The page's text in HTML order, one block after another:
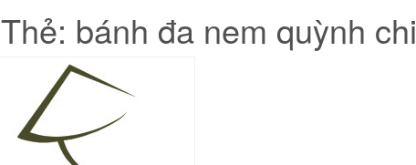
Thẻ: bánh đa nem quỳnh chi